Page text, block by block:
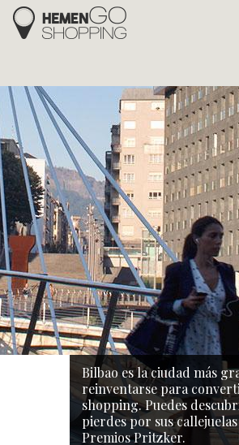
Hemengo Shopping
Bilbao es la ciudad más
reinventarse para
shopping. Puedes
pierdes por sus
Premios Pritzker.